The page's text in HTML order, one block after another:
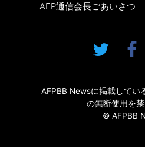
AFP通信会長ごあいさつ
AFPBB Newsに掲載してい
の無断使用を禁
© AFPBB